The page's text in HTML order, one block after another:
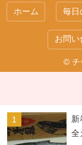
ホーム 毎日
お問い
© チ
新
全